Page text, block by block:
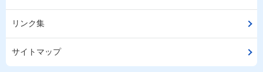
リンク集
サイトマップ